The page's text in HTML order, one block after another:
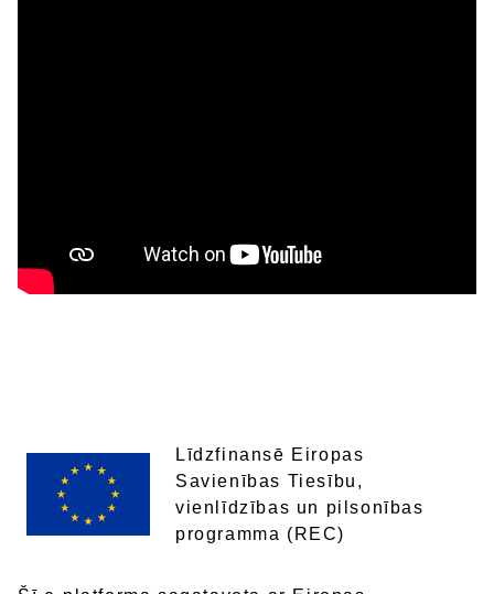
Līdzfinansē Eiropas
Savienības Tiesību,
vienlīdzības un pilsonības
programma (REC)